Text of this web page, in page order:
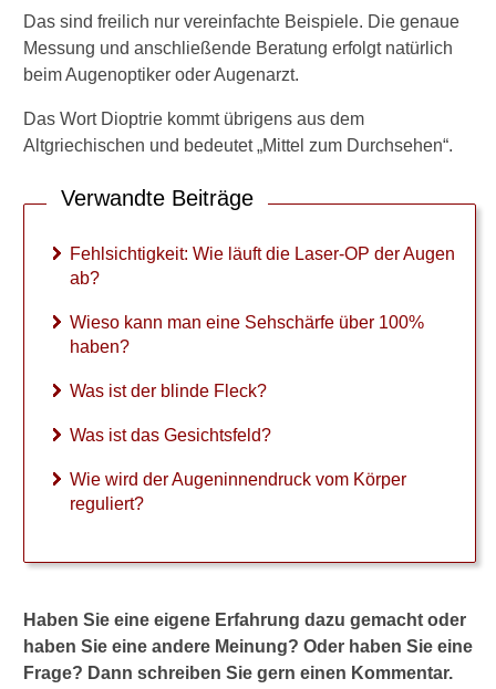
Das sind freilich nur vereinfachte Beispiele. Die genaue
Messung und anschließende Beratung erfolgt natürlich
beim Augenoptiker oder Augenarzt.
Das Wort Dioptrie kommt übrigens aus dem
Altgriechischen und bedeutet „Mittel zum Durchsehen“.
Verwandte Beiträge
Fehlsichtigkeit: Wie läuft die Laser-OP der Augen
ab?
Wieso kann man eine Sehschärfe über 100%
haben?
Was ist der blinde Fleck?
Was ist das Gesichtsfeld?
Wie wird der Augeninnendruck vom Körper
reguliert?
Haben Sie eine eigene Erfahrung dazu gemacht oder
haben Sie eine andere Meinung? Oder haben Sie eine
Frage? Dann schreiben Sie gern einen Kommentar.
t
d
i
L
a
r
O
P
e
r
u
e
a
b
W
s
o
k